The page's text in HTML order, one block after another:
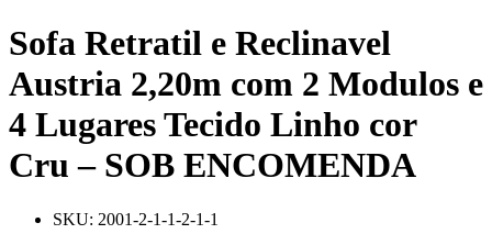
Sofa Retratil e Reclinavel
Austria 2,20m com 2 Modulos e
4 Lugares Tecido Linho cor
Cru – SOB ENCOMENDA
SKU: 2001-2-1-1-2-1-1